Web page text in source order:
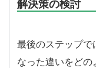
解決策の検討
最後のステップで
なった違いをど